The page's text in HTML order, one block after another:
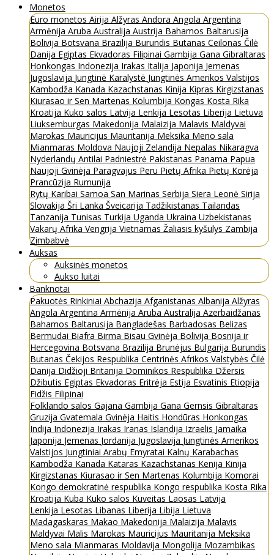
Monetos
Euro monetos Airija Alžyras Andora Angola Argentina
Armėnija Aruba Australija Austrija Bahamos Baltarusija
Bolivija Botsvana Brazilija Burundis Butanas Ceilonas Čilė
Danija Egiptas Ekvadoras Filipinai Gambija Gana Gibraltaras
Honkongas Indonezija Irakas Italija Japonija Jemenas
Jugoslavija Jungtinė Karalystė Jungtinės Amerikos Valstijos
Kambodža Kanada Kazachstanas Kinija Kipras Kirgizstanas
Kiurasao ir Sen Martenas Kolumbija Kongas Kosta Rika
Kroatija Kuko salos Latvija Lenkija Lesotas Liberija Lietuva
Liuksemburgas Makedonija Malaizija Malavis Maldyvai
Marokas Mauricijus Mauritanija Meksika Meno sala
Mianmaras Moldova Naujoji Zelandija Nepalas Nikaragva
Nyderlandų Antilai Padniestrė Pakistanas Panama Papua
Naujoji Gvinėja Paragvajus Peru Pietų Afrika Pietų Korėja
Prancūzija Rumunija
Rytų Karibai Samoa San Marinas Serbija Siera Leonė Sirija
Slovakija Šri Lanka Šveicarija Tadžikistanas Tailandas
Tanzanija Tunisas Turkija Uganda Ukraina Uzbekistanas
Vakarų Afrika Vengrija Vietnamas Žaliasis kyšulys Zambija
Zimbabvė
Auksas
Auksinės monetos
Aukso luitai
Banknotai
Pakuotės Rinkiniai Abchazija Afganistanas Albanija Alžyras
Angola Argentina Armėnija Aruba Australija Azerbaidžanas
Bahamos Baltarusija Bangladešas Barbadosas Belizas
Bermudai Biafra Birma Bisau Gvinėja Bolivija Bosnija ir
Hercegovina Botsvana Brazilija Brunėjus Bulgarija Burundis
Butanas Čekijos Respublika Centrinės Afrikos Valstybės Čilė
Danija Didžioji Britanija Dominikos Respublika Džersis
Džibutis Egiptas Ekvadoras Eritrėja Estija Esvatinis Etiopija
Fidžis Filipinai
Folklando salos Gajana Gambija Gana Gernsis Gibraltaras
Gruzija Gvatemala Gvinėja Haitis Hondūras Honkongas
Indija Indonezija Irakas Iranas Islandija Izraelis Jamaika
Japonija Jemenas Jordanija Jugoslavija Jungtinės Amerikos
Valstijos Jungtiniai Arabų Emyratai Kalnų Karabachas
Kambodža Kanada Kataras Kazachstanas Kenija Kinija
Kirgizstanas Kiurasao ir Sen Martenas Kolumbija Komorai
Kongo demokratinė respublika Kongo respublika Kosta Rika
Kroatija Kuba Kuko salos Kuveitas Laosas Latvija
Lenkija Lesotas Libanas Liberija Libija Lietuva
Madagaskaras Makao Makedonija Malaizija Malavis
Maldyvai Malis Marokas Mauricijus Mauritanija Meksika
Meno sala Mianmaras Moldavija Mongolija Mozambikas